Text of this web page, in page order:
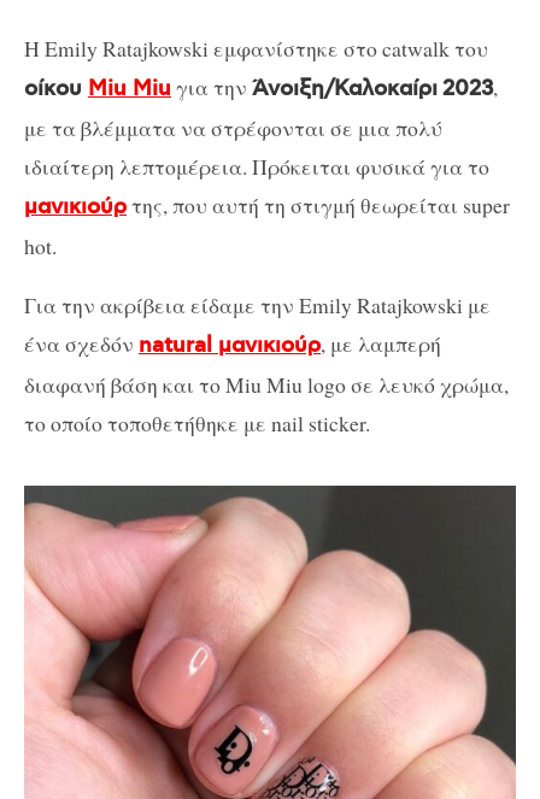
Η Emily Ratajkowski εμφανίστηκε στο catwalk του
οίκου Miu Miu για την Άνοιξη/Καλοκαίρι2023,
με τα βλέμματα να στρέφονται σε μια πολύ
ιδιαίτερη λεπτομέρεια. Πρόκειται φυσικά για το
μανικιούρτης, που αυτή τη στιγμή θεωρείται super
hot.
Για την ακρίβεια είδαμε την Emily Ratajkowski με
ένα σχεδόν natural μανικιούρ, με λαμπερή
διαφανή βάση και το Miu Miu logo σε λευκό χρώμα,
το οποίο τοποθετήθηκε με nail sticker.